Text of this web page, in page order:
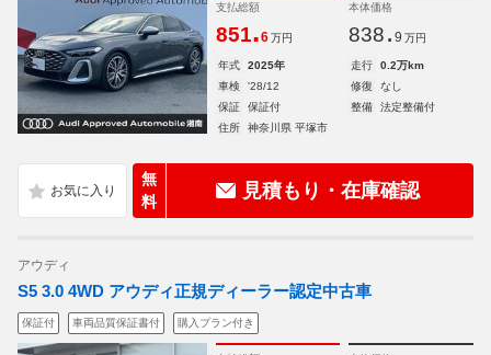
支払総額
851.6 万円
本体価格
838. 9 万円
年式 2025年 走行
0.2万km
車検
'28/12 修復
なし
保証
保証付 整備
法定整備付
住所
神奈川県 平塚市
無
料
見積もり・在庫確認
アウディ
S5 3.0 4WD アウディ正規ディーラー認定中古車
保証付 車両品質保証書付 購入プラン付き